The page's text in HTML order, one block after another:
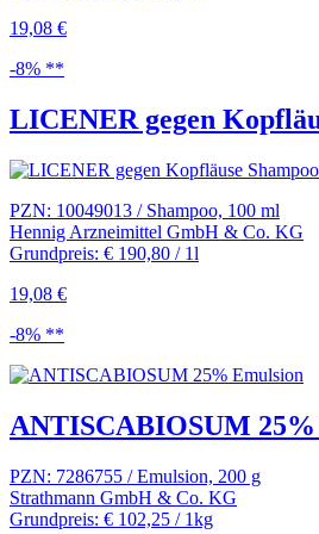
19,08 €
-8% **
LICENER gegen
PZN: 10049013 / Shampoo, 100 ml
Hennig Arzneimittel GmbH & Co. KG
Grundpreis: € 190,80 / 1l
19,08 €
-8% **
ANTISCABIOSUM
PZN: 7286755 / Emulsion, 200 g
Strathmann GmbH & Co. KG
Grundpreis: € 102,25 / 1kg